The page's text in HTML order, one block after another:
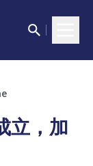
立，加